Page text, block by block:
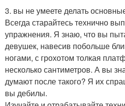
3. вы не умеете делать
Всегда старайтесь технично
упражнения. Я знаю, что вы
девушек, навесив побольше
ногами, с грохотом толкая
несколько сантиметров. А вы
думают после такого? Я их
вы дебилы.